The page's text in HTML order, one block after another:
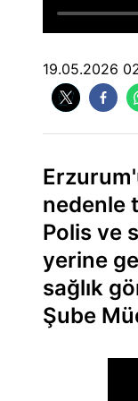
19.05.2026
nedenle
Polis ve
yerine
sağlık
Şube